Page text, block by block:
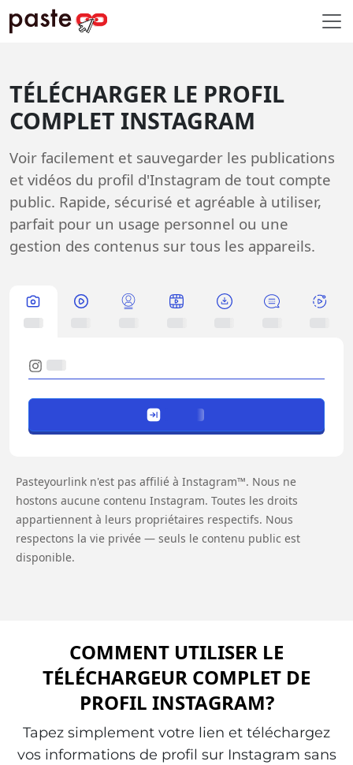
TÉLÉCHARGER LE PROFIL
COMPLET INSTAGRAM
Voir facilement et sauvegarder les publications
et vidéos du profil d'Instagram de tout compte
public. Rapide, sécurisé et agréable à utiliser,
parfait pour un usage personnel ou une
gestion des contenus sur tous les appareils.
Pasteyourlink n'est pas affilié à Instagram™. Nous ne
hostons aucune contenu Instagram. Toutes les droits
appartiennent à leurs propriétaires respectifs. Nous
respectons la vie privée — seuls le contenu public est
disponible.
COMMENT UTILISER LE
TÉLÉCHARGEUR COMPLET DE
PROFIL INSTAGRAM?
Tapez simplement votre lien et téléchargez
vos informations de profil sur Instagram sans